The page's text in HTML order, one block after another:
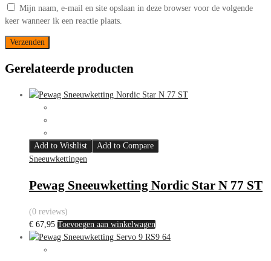
Mijn naam, e-mail en site opslaan in deze browser voor de volgende
keer wanneer ik een reactie plaats.
Gerelateerde producten
Add to Wishlist
Add to Compare
Sneeuwkettingen
Pewag Sneeuwketting Nordic Star N 77 ST
(0 reviews)
€ 67,95 Toevoegen aan winkelwagen